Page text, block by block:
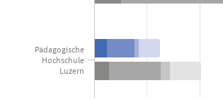
Pädagogische
Hochschule
Luzern